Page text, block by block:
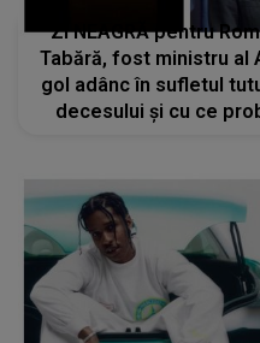
Zi NEAGRĂ pentru
Tabără, fost ministru al
gol adânc în sufletul
decesului și cu ce